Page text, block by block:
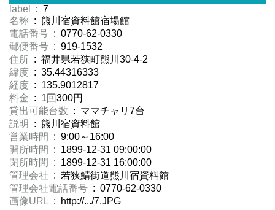
label
: 7
名称 : 熊川宿資料館宿場館
電話番号 : 0770-62-0330
郵便番号 : 919-1532
住所 : 福井県若狭町熊川30-4-2
緯度 : 35.44316333
経度 : 135.9012817
料金 : 1回300円
貸出可能台数 : ママチャリ7台
説明
: 熊川宿資料館
営業時間
: 9:00～16:00
開所時間
: 1899-12-31 09:00:00
閉所時間
: 1899-12-31 16:00:00
管理会社 : 若狭鯖街道熊川宿資料館
管理会社電話番号 : 0770-62-0330
画像URL : http://.../7.JPG